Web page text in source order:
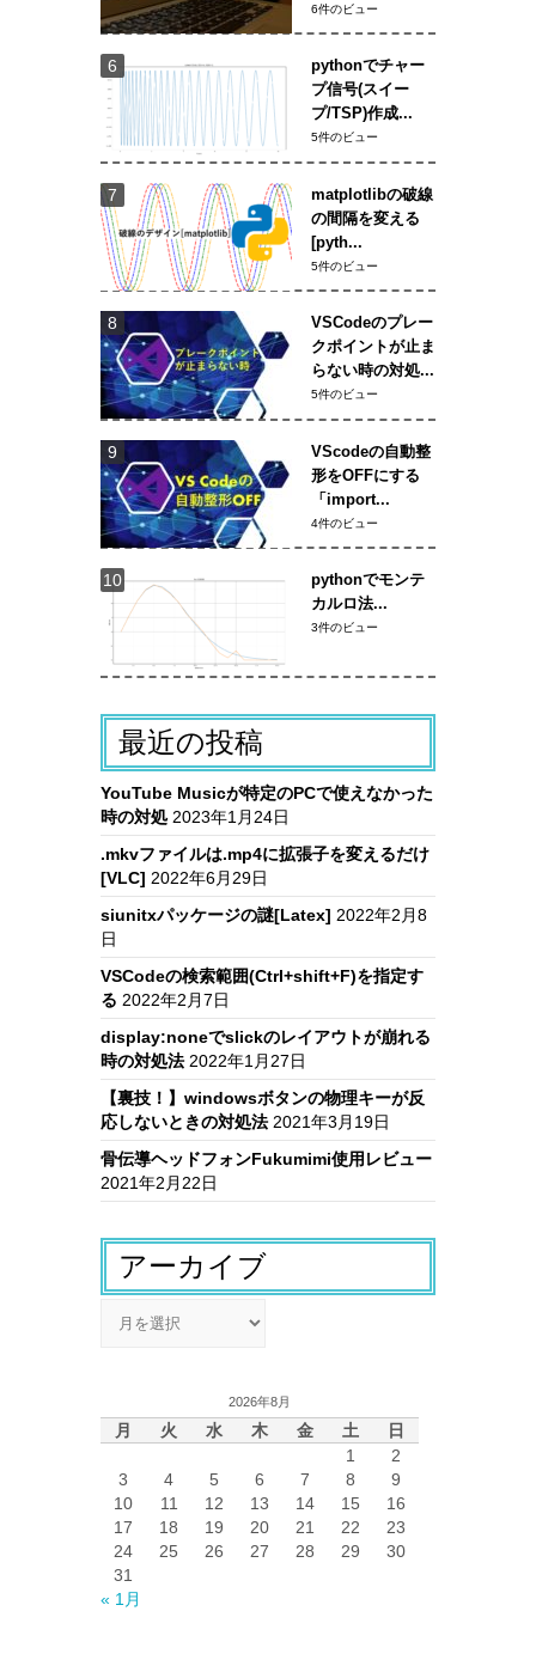
6件のビュー
pythonでチャー
プ信号(スイー
プ/TSP)作成...
5件のビュー
matplotlibの破線
の間隔を変える
[pyth...
5件のビュー
VSCodeのプレー
クポイントが止ま
らない時の対処...
5件のビュー
VScodeの自動整
形をOFFにする
「import...
4件のビュー
pythonでモンテ
カルロ法...
3件のビュー
最近の投稿
YouTube Musicが特定のPCで使えなかった
時の対処 2023年1月24日
.mkvファイルは.mp4に拡張子を変えるだけ
[VLC] 2022年6月29日
siunitxパッケージの謎[Latex] 2022年2月8
日
VSCodeの検索範囲(Ctrl+shift+F)を指定す
る 2022年2月7日
display:noneでslickのレイアウトが崩れる
時の対処法 2022年1月27日
【裏技！】windowsボタンの物理キーが反
応しないときの対処法 2021年3月19日
骨伝導ヘッドフォンFukumimi使用レビュー
2021年2月22日
アーカイブ
2026年8月
月 火 水 木 金 土
日
1
2
3
4 5 6 7 8
9
10
11 12 13 14 15
16
17
18 19 20 21 22
23
24
25 26 27 28 29
30
31
« 1月